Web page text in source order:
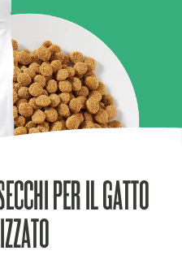
PER IL GATTO